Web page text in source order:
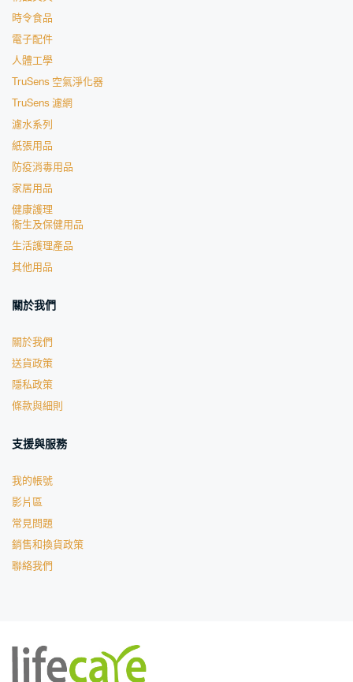
時令食品
電子配件
人體工學
TruSens 空氣淨化器
TruSens 濾網
濾水系列
紙張用品
防疫消毒用品
家居用品
健康護理
衞生及保健用品
生活護理產品
其他用品
關於我們
關於我們
送貨政策
隱私政策
條款與細則
支援與服務
我的帳號
影片區
常見問題
銷售和換貨政策
聯絡我們